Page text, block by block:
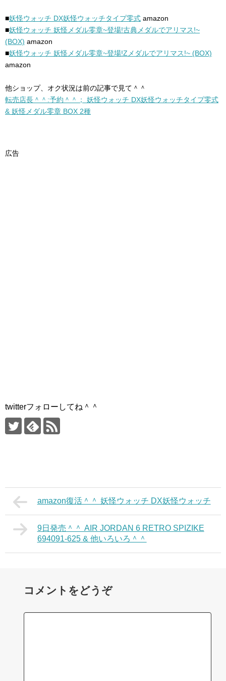
■妖怪ウォッチ DX妖怪ウォッチタイプ零式 amazon
■妖怪ウォッチ 妖怪メダル零章~登場!古典メダルでアリマス!~
(BOX) amazon
■妖怪ウォッチ 妖怪メダル零章~登場!Zメダルでアリマス!~ (BOX)
amazon
他ショップ、オク状況は前の記事で見て＾＾
転売店長＾＾:予約＾＾； 妖怪ウォッチ DX妖怪ウォッチタイプ零式
& 妖怪メダル零章 BOX 2種
広告
twitterフォローしてね＾＾
amazon復活＾＾ 妖怪ウォッチ DX妖怪ウォッチ
9日発売＾＾ AIR JORDAN 6 RETRO SPIZIKE
694091-625 & 他いろいろ＾＾
コメントをどうぞ